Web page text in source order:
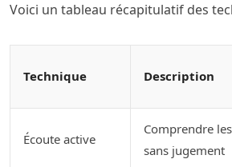
Voici un tableau récapitulatif des
Technique Description
Écoute active
Comprendre
sans jugement